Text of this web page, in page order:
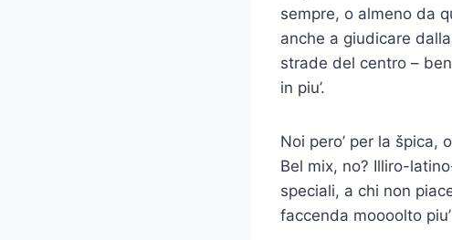
sempre, o almeno da
anche a giudicare
strade del centro –
in piu’.
Noi pero’ per la špica,
Bel mix, no? Illiro-
speciali, a chi non
faccenda moooolto